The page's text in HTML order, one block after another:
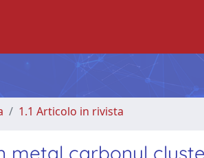
1.1 Articolo in rivista
metal carbonyl